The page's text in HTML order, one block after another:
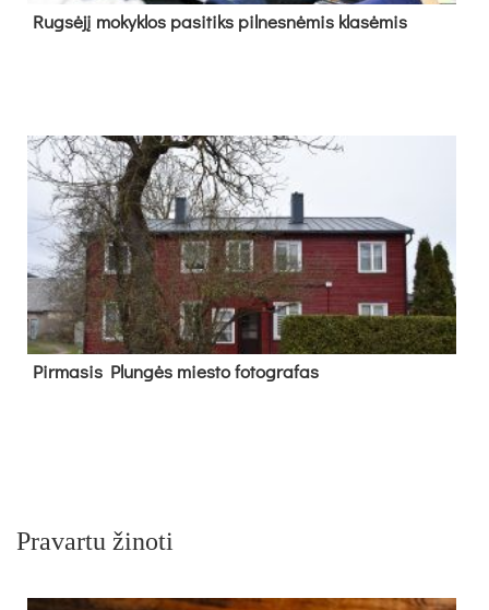
Rug­sė­jį mo­kyk­los pa­si­tiks pil­nes­nė­mis kla­sė­mis
Pir­ma­sis Plun­gės mies­to fo­tog­ra­fas
Pravartu žinoti